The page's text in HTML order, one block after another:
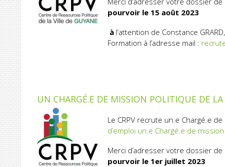
pourvoir le 15 août 2023
à l’attention de Constance
Formation à l’adresse mail :
UN CHARGÉ.E DE MISSION POLITIQUE DE
Le CRPV recrute un.e Chargé.e
d’emploi un.e Chargé.e de
Merci d’adresser votre dossier
pourvoir le 1er juillet 2023